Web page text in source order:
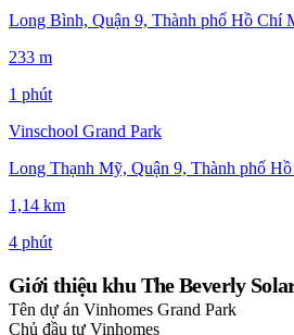
Long Bình, Quận 9, Thành phố Hồ Chí
233 m
1 phút
Vinschool Grand Park
Long Thạnh Mỹ, Quận 9, Thành phố
1,14 km
4 phút
Giới thiệu khu The Beverly
Tên dự án Vinhomes Grand Park
Chủ đầu tư Vinhomes